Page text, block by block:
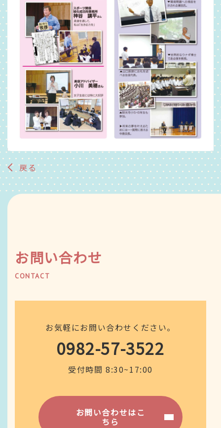
戻る
お問い合わせ
CONTACT
お気軽にお問い合わせください。
0982-57-3522
受付時間 8:30~17:00
お問い合わせはこ
ちら